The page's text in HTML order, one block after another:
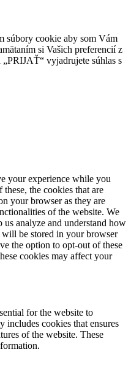
súbory cookie aby som Vám
si Vašich preferencií z
vyjadrujete súhlas s
your experience while you
the cookies that are
your browser as they are
of the website. We
analyze and understand how
be stored in your browser
the option to opt-out of these
cookies may affect your
for the website to
cookies that ensures
of the website. These